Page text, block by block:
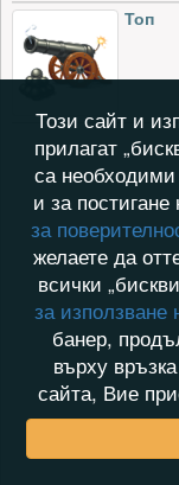
Топ
Този сайт и
прилагат
са
и за
за
желаете да
всички
за използване
банер,
върху
сайта, Вие